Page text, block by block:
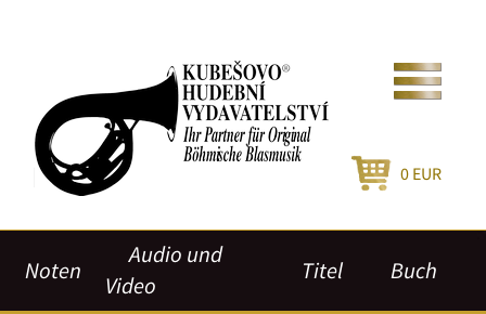
0 EUR
Noten
Audio und
Video
Titel Buch